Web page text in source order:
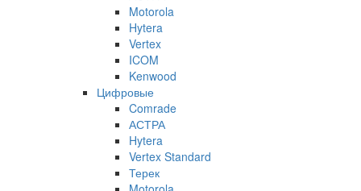
Motorola
Hytera
Vertex
ICOM
Kenwood
Цифровые
Comrade
АСТРА
Hytera
Vertex Standard
Терек